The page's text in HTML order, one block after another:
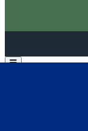
Open main menu